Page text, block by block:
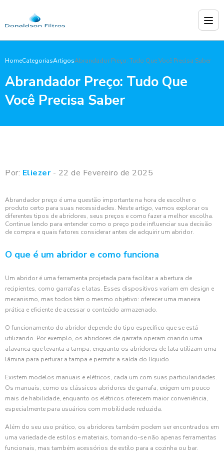
HomeCategoriasArtigosAbrandador Preço: Tudo Que Você Precisa Saber
Abrandador Preço: Tudo Que
Você Precisa Saber
Por: Eliezer- 22 de Fevereiro de 2025
Abrandador preço é uma questão importante na hora de escolher o
produto certo para suas necessidades. Neste artigo, vamos explorar os
diferentes tipos de abridores, seus preços e como fazer a melhor escolha.
Continue lendo para entender como o preço pode influenciar sua decisão
de compra e quais fatores considerar antes de adquirir um abridor.
O que é um abridor e como funciona
Um abridor é uma ferramenta projetada para facilitar a abertura de
recipientes, como garrafas e latas. Esses dispositivos variam em design e
mecanismo, mas todos têm o mesmo objetivo: oferecer uma maneira
prática e eficiente de acessar o conteúdo armazenado.
O funcionamento do abridor depende do tipo específico que se está
utilizando. Por exemplo, os abridores de garrafa operam criando uma
alavanca que levanta a tampa, enquanto os abridores de lata utilizam uma
lâmina para perfurar a tampa e permitir a saída do líquido.
Existem modelos manuais e elétricos, cada um com suas particularidades.
Os manuais, como os clássicos abridores de garrafa, exigem um pouco
mais de habilidade, enquanto os elétricos oferecem maior conveniência,
especialmente para usuários com mobilidade reduzida.
Além do seu uso prático, os abridores também podem ser encontrados em
uma variedade de estilos e materiais, tornando-se não apenas ferramentas
funcionais, mas também acessórios de estilo para a cozinha ou bar.